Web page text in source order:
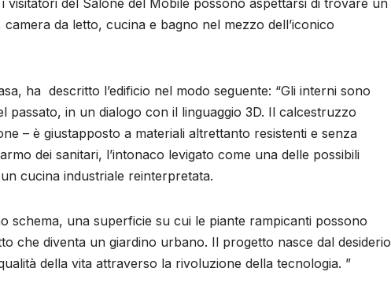
del Salone del Mobile possono aspettarsi di trovare un
da letto, cucina e bagno nel mezzo dell’iconico
ha descritto l’edificio nel modo seguente: “Gli interni sono
passato, in un dialogo con il linguaggio 3D. Il calcestruzzo
– è giustapposto a materiali altrettanto resistenti e senza
dei sanitari, l’intonaco levigato come una delle possibili
cucina industriale reinterpretata.
schema, una superficie su cui le piante rampicanti possono
che diventa un giardino urbano. Il progetto nasce dal desiderio
della vita attraverso la rivoluzione della tecnologia. ”